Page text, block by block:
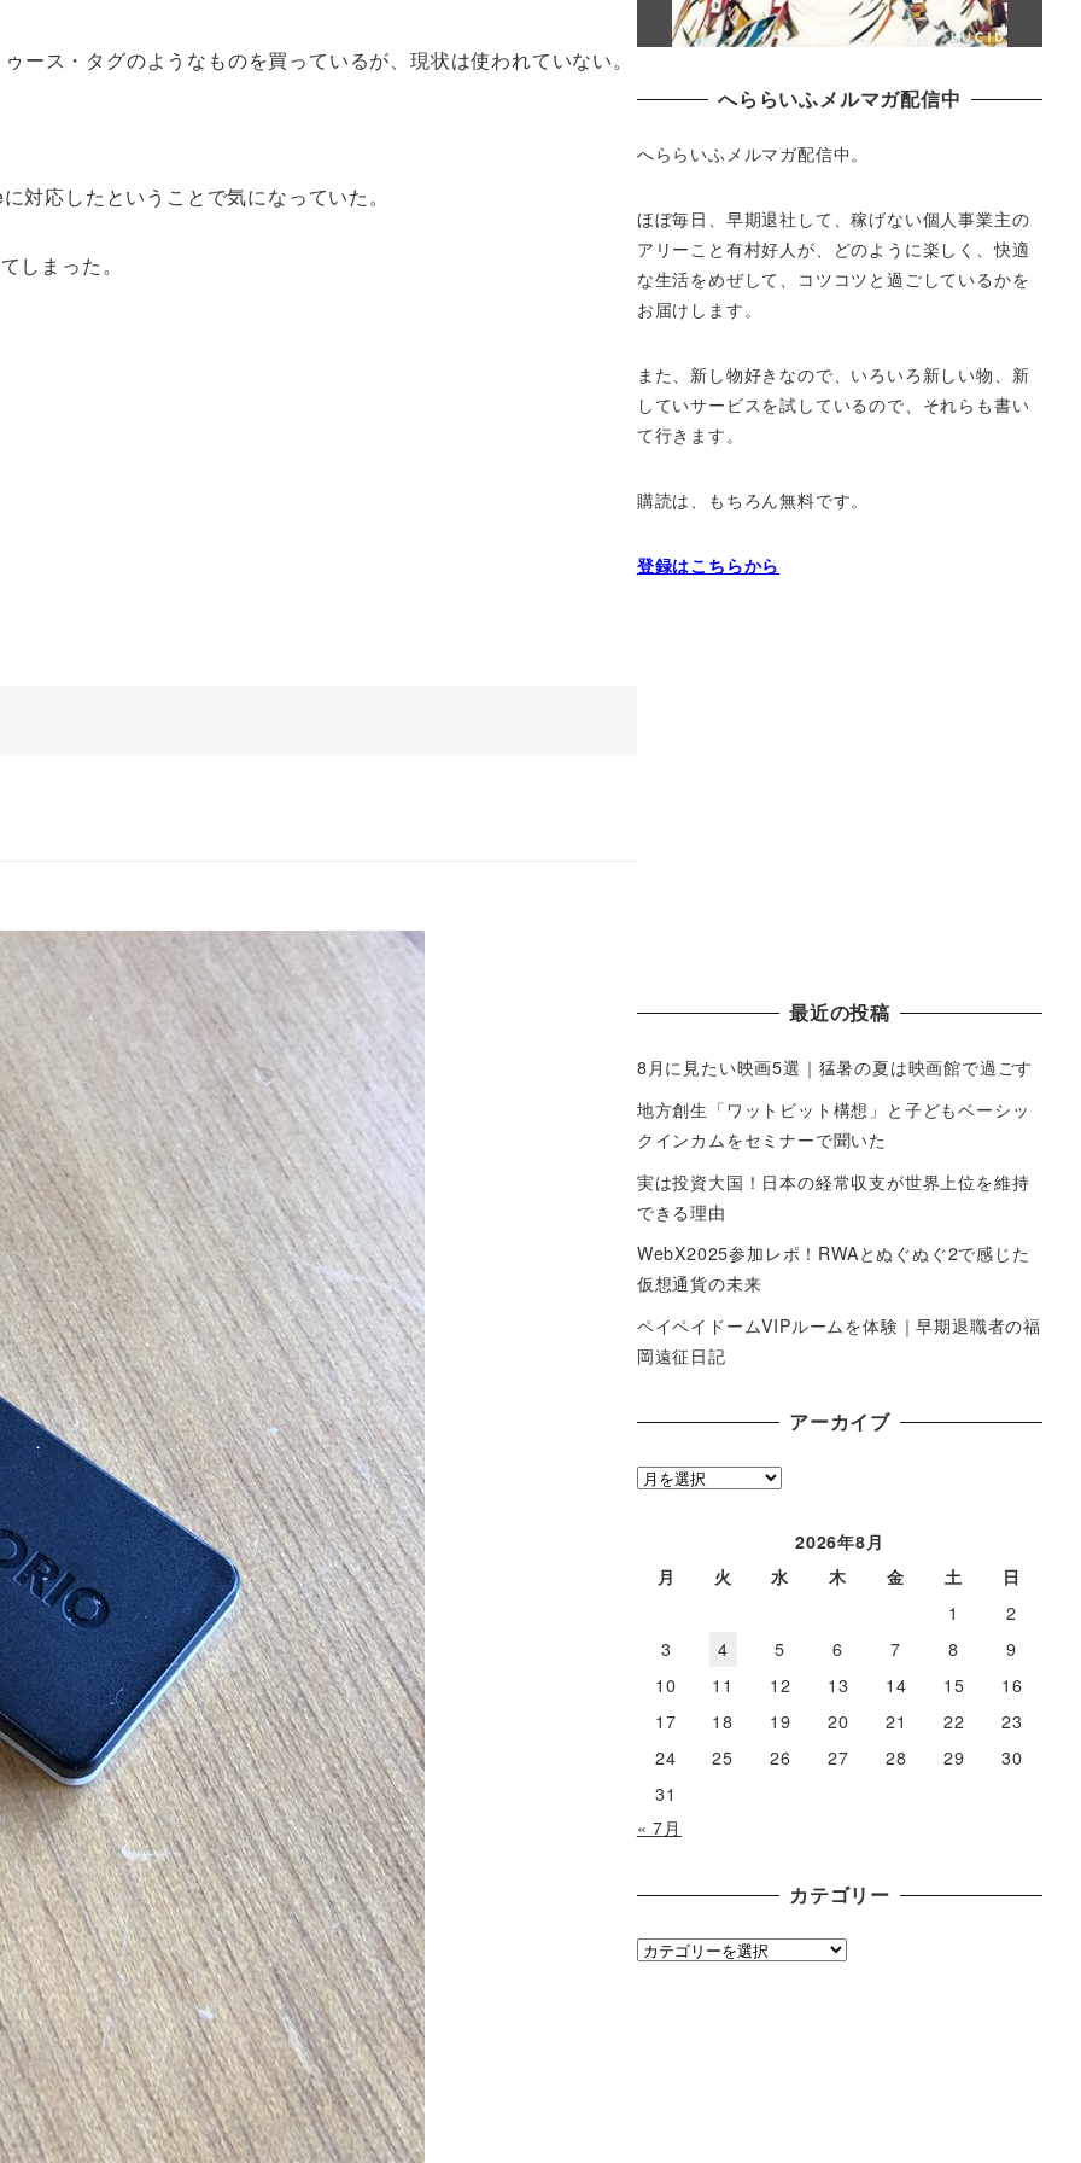
ース・タグのようなものを買っているが、現状は使われていない。
応したということで気になっていた。
しまった。
へららいふメルマガ配信中
へららいふメルマガ配信中。
ほぼ毎日、早期退社して、稼げない個人事業主の
アリーこと有村好人が、どのように楽しく、快適
な生活をめぜして、 コツコツと過ごしているかを
お届けします。
また、新し物好きなので、いろいろ新しい物、 新
していサービスを試しているので、それらも書い
て行きます。
購読は、もちろん無料です。
登録はこちらから
最近の投稿
8月に見たい映画5選｜猛暑の夏は映画館で過ごす
地方創生「ワットビット構想」と子どもベーシッ
クインカムをセミナーで聞いた
実は投資大国！日本の経常収支が世界上位を維持
できる理由
WebX2025参加レポ！RWAとぬぐぬぐ2で感じた
仮想通貨の未来
ペイペイドームVIPルームを体験｜早期退職者の福
岡遠征日記
アーカイブ
ア
2026年8月
月
火 水 木 金 土
日
1
2
3
4 5 6 7 8
9
10
11 12 13 14 15
16
17
18 19 20 21 22
23
24
25 26 27 28 29
30
31
« 7月
カテゴリー
カ